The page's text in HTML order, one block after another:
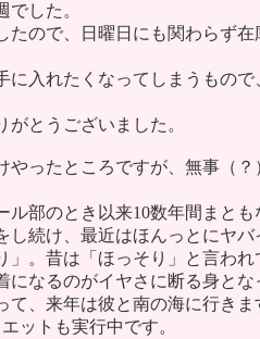
でした。
たので、日曜日にも関わらず
に入れたくなってしまうもの
とうございました。
やったところですが、無事（
ル部のとき以来10数年間まと
し続け、最近はほんっとにヤ
」。昔は「ほっそり」と言わ
になるのがイヤさに断る身と
て、来年は彼と南の海に行きま
ットも実行中です。